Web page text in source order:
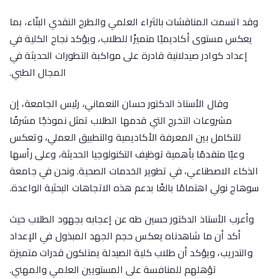
وقد اتسمت المناقشات بالثراء العلمي والطرح النقدي البنّاء، بما
يعكس مستوى أكاديميًا متميزًا للطلاب، ويؤكد نجاح الكلية في
إعداد كوادر صيدلانية قادرة على مواكبة التطورات الحديثة في
المجال الطبي.
وقال الأستاذ الدكتور حسان النعماني، رئيس الجامعة، إن
مشروعات التخرج التي قدمها الطلاب تمثل نموذجًا مشرفًا
للتكامل بين المعرفة الأكاديمية والتطبيق العملي، وتعكس
وعيًا متقدمًا بأهمية توظيف التكنولوجيا الحديثة، وعلى رأسها
الذكاء الاصطناعي، في تطوير الخدمات الصحية. ونحن في جامعة
سوهاج نولي اهتمامًا بالغًا بدعم هذه الاتجاهات البحثية الواعدة.
وأعرب الأستاذ الدكتور حسين طه عن إعجابه بجهود الطلاب حيث
أكد أن ما شاهدناه يعكس حجم الجهد المبذول في الإعداد
والتدريب، ويؤكد أن طلاب كلية الصيدلة يمتلكون قدرات متميزة
تؤهلهم للمنافسة على المستويين العلمي والمهني.